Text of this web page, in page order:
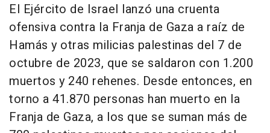
El Ejército de Israel lanzó una cruenta
ofensiva contra la Franja de Gaza a raíz de
Hamás y otras milicias palestinas del 7 de
octubre de 2023, que se saldaron con 1.200
muertos y 240 rehenes. Desde entonces, en
torno a 41.870 personas han muerto en la
Franja de Gaza, a los que se suman más de